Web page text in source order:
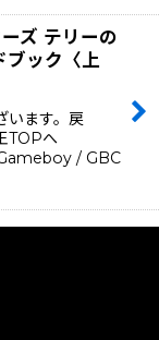
ズ テリーの
ブック〈上
います。戻
TOPへ
/ GBC